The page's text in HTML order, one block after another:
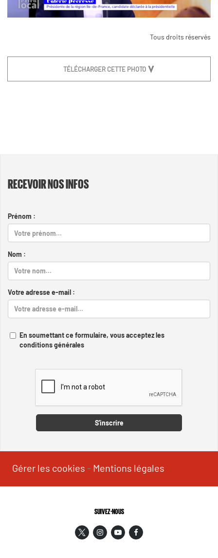
Tous droits réservés
TÉLÉCHARGER CETTE PHOTO
RECEVOIR NOS INFOS
Prénom :
Nom :
Votre adresse e-mail :
En soumettant ce formulaire, vous acceptez les
conditions générales
S'inscrire
Gérer les cookies - Mentions légales
SUIVEZ-NOUS